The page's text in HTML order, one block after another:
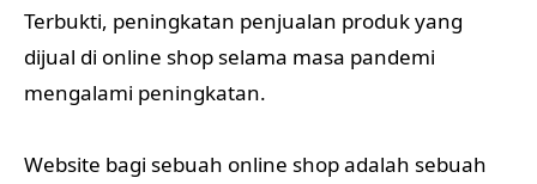
Terbukti, peningkatan penjualan produk yang
dijual di online shop selama masa pandemi
mengalami peningkatan.
Website bagi sebuah online shop adalah sebuah